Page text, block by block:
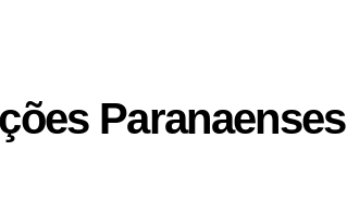
Paranaenses